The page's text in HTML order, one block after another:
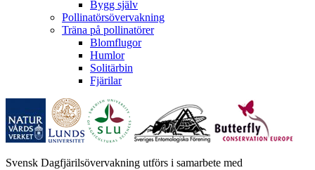
Bygg själv
Pollinatörsövervakning
Träna på pollinatörer
Blomflugor
Humlor
Solitärbin
Fjärilar
Svensk Dagfjärilsövervakning utförs i samarbete med